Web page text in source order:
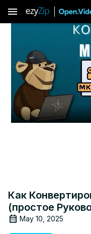
menu
Как
(простое
May 10, 2025